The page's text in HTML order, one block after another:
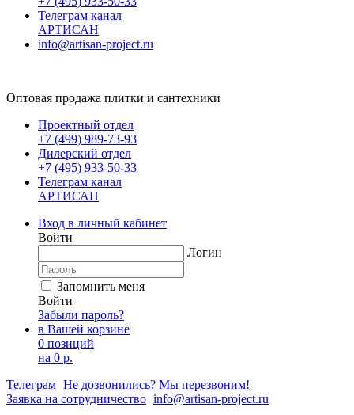
Телеграм канал
АРТИСАН
info@artisan-project.ru
Оптовая продажа плитки и сантехники
Проектный отдел
+7 (499) 989-73-93
Дилерский отдел
+7 (495) 933-50-33
Телеграм канал
АРТИСАН
Вход в личный кабинет
Войти
Логин
Запомнить меня
Войти
Забыли пароль?
в Вашей корзине
0 позиций
на 0 р.
Телеграм Не дозвонились? Мы перезвоним!
Заявка на сотрудничество info@artisan-project.ru